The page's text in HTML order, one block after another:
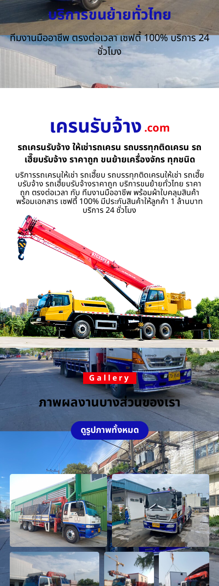
บริการขนย้ายทั่วไทย
ทีมงานมืออาชีพ ตรงต่อเวลา เซฟตี้ 100% บริการ 24
ชั่วโมง
เครนรับจ้าง .com
รถเครนรับจ้าง ให้เช่ารถเครน รถบรรทุกติดเครน รถ
เฮี๊ยบรับจ้าง ราคาถูก ขนย้ายเครื่องจักร ทุกชนิด
บริการรถเครนให้เช่า รถเฮี๊ยบ รถบรรทุกติดเครนให้เช่า รถเฮี๊ย
บรับจ้าง รถเฮี้ยบรับจ้างราคาถูก บริการขนย้ายทั่วไทย ราคา
ถูก ตรงต่อเวลา กับ ทีมงานมืออาชีพ พร้อมผ้าใบคลุมสินค้า
พร้อมเอกสาร เซฟตี้ 100% มีประกันสินค้าให้ลูกค้า 1 ล้านบาท
บริการ 24 ชั่วโมง
Gallery
ภาพผลงานบางส่วนของเรา
ดูรูปภาพทั้งหมด